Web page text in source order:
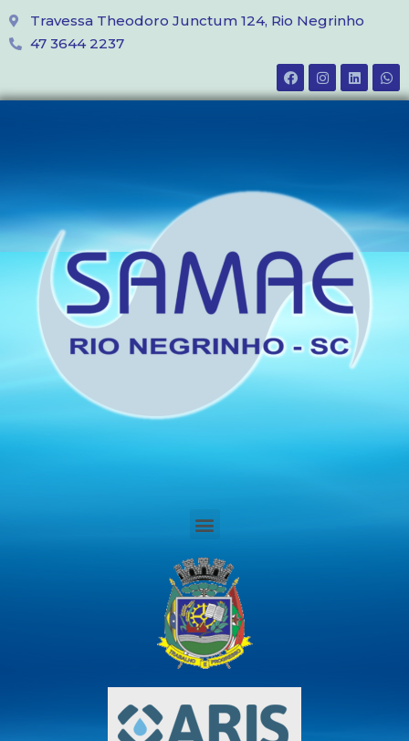
Travessa Theodoro Junctum 124, Rio Negrinho
47 3644 2237